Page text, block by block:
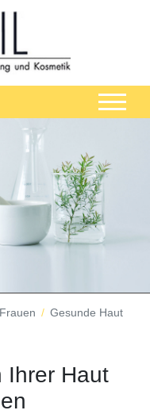
Gesunde Haut
Ihrer Haut